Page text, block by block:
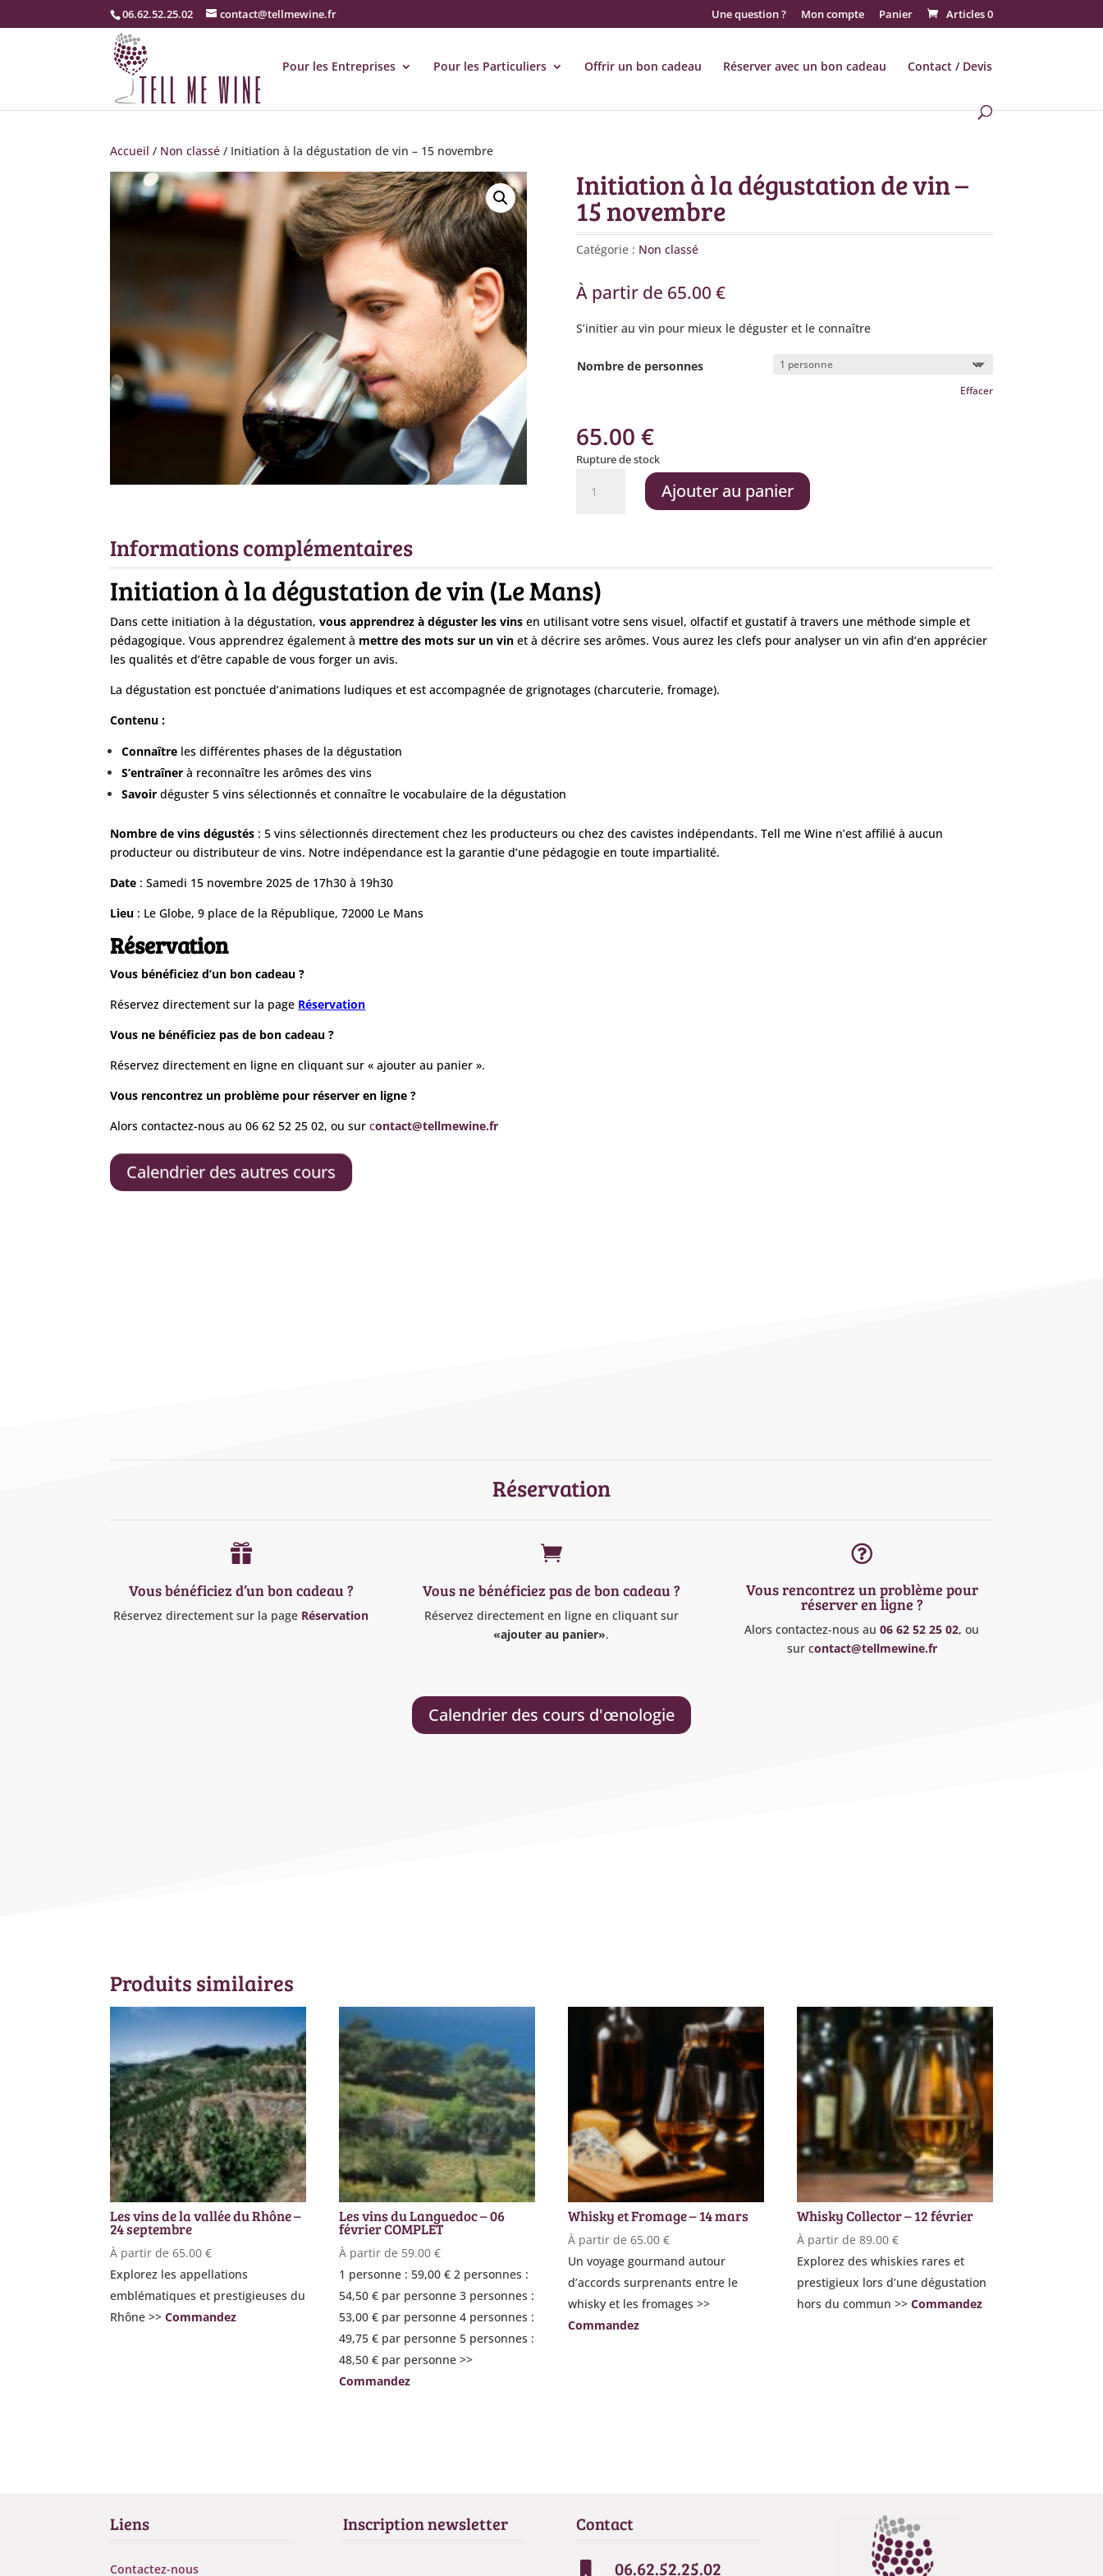
06.62.52.25.02 contact@tellmewine.fr Une question ? Mon compte Panier Articles 0
Pour les Entreprises Pour les Particuliers Offrir un bon cadeau Réserver avec un bon cadeau Contact / Devis
Accueil / Non classé / Initiation à la dégustation de vin – 15 novembre
Initiation à la dégustation de vin –
15 novembre
Catégorie : Non classé
À partir de 65.00 €
S’initier au vin pour mieux le déguster et le connaître
Nombre de personnes
Effacer
65.00 €
Rupture de stock
dégustation
de
-
15
Ajouter au panier
Informations complémentaires
Initiation à la dégustation de vin (Le Mans)
Dans cette initiation à la dégustation,vous apprendrez à déguster les vins en utilisant votre sens visuel, olfactif et gustatif à travers une méthode simple et
pédagogique. Vous apprendrez également à mettre des mots sur un vin et à décrire ses arômes. Vous aurez les clefs pour analyser un vin afin d’en apprécier
les qualités et d’être capable de vous forger un avis.
La dégustation est ponctuée d’animations ludiques et est accompagnée de grignotages (charcuterie, fromage).
Contenu :
Connaître les différentes phases de la dégustation
S’entraîner à reconnaître les arômes des vins
Savoirdéguster 5 vins sélectionnés et connaître le vocabulaire de la dégustation
Nombre de vins dégustés : 5 vins sélectionnés directement chez les producteurs ou chez des cavistes indépendants. Tell me Wine n’est affilié à aucun
producteur ou distributeur de vins. Notre indépendance est la garantie d’une pédagogie en toute impartialité.
Date : Samedi 15 novembre 2025 de 17h30 à 19h30
Lieu : Le Globe, 9 place de la République, 72000 Le Mans
Réservation
Vous bénéficiez d’un bon cadeau ?
Réservez directement sur la page Réservation
Vous ne bénéficiez pas de bon cadeau ?
Réservez directement en ligne en cliquant sur « ajouter au panier ».
Vous rencontrez un problème pour réserver en ligne ?
Alors contactez-nous au 06 62 52 25 02, ou surcontact@tellmewine.fr
Calendrier des autres cours
Réservation

Vous bénéficiez d’un bon cadeau ?
Réservez directement sur la page Réservation

Vous ne bénéficiez pas de bon cadeau ?
Réservez directement en ligne en cliquant sur
«ajouter au panier».

Vous rencontrez un problème pour
réserver en ligne ?
Alors contactez-nous au06 62 52 25 02, ou
sur contact@tellmewine.fr
Calendrier des cours d'œnologie
Produits similaires
Les vins de la vallée du Rhône –
24 septembre
À partir de65.00€
Explorez les appellations
emblématiques et prestigieuses du
Rhône >>Commandez
Les vins du Languedoc – 06
février COMPLET
À partir de 59.00€
1 personne : 59,00 € 2 personnes :
54,50 € par personne 3 personnes :
53,00 € par personne 4 personnes :
49,75 € par personne 5 personnes :
48,50 € par personne >>
Commandez
Whisky et Fromage – 14 mars
À partir de65.00€
Un voyage gourmand autour
d’accords surprenants entre le
whisky et les fromages >>
Commandez
Whisky Collector – 12 février
À partir de89.00€
Explorez des whiskies rares et
prestigieux lors d’une dégustation
hors du commun >>Commandez
Liens
Contactez-nous
Inscription newsletter Contact
06.62.52.25.02